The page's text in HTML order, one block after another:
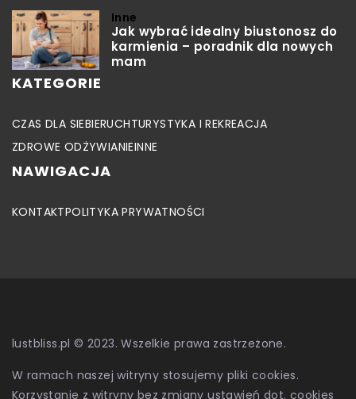
Inne
Jak wybrać idealny biustonosz do
karmienia – poradnik dla nowych
mam
KATEGORIE
CZAS DLA SIEBIERUCHTURYSTYKA I REKREACJA
ZDROWE ODŻYWIANIEINNE
NAWIGACJA
KONTAKTPOLITYKA PRYWATNOŚCI
lustbliss.pl © 2023. Wszelkie prawa zastrzeżone.
W ramach naszej witryny stosujemy pliki cookies.
Korzystanie z witryny bez zmiany ustawień dot. cookies